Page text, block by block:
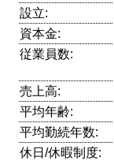
設立:
資本金:
従業員数:
売上高:
平均年齢:
平均勤続年数:
休日/休暇制度: